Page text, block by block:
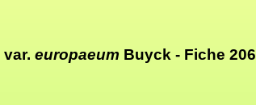
var. europaeum Buyck - Fiche 206